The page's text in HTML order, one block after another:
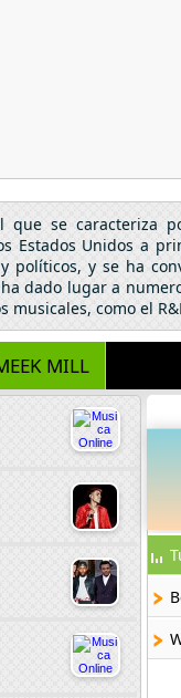
se caracteriza
Estados Unidos a
políticos, y se ha
dado lugar a
musicales, como el
MILL